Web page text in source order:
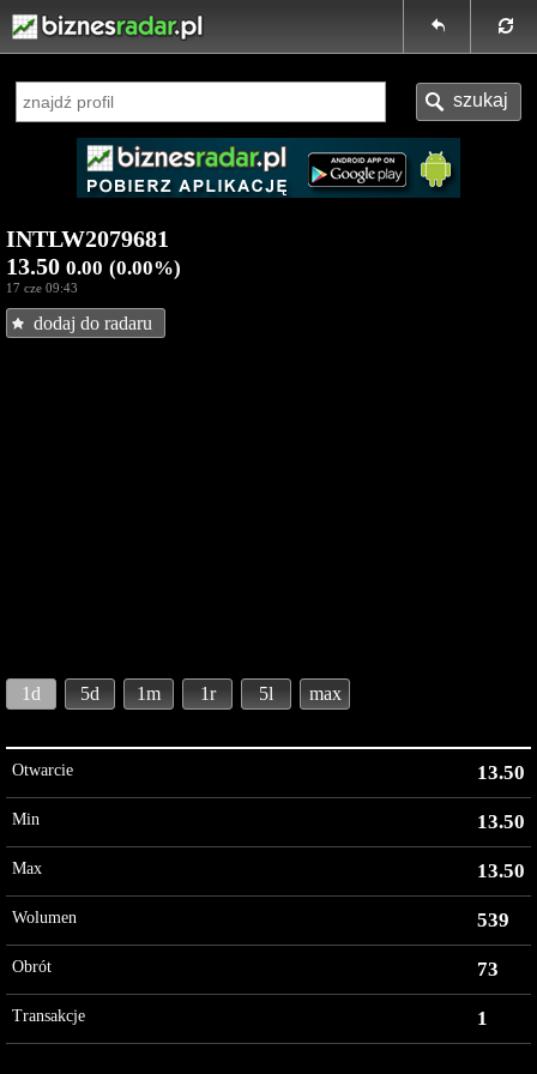
INTLW2079681
13.50 0.00 (0.00%)
17 cze 09:43
dodaj do radaru
1d 5d 1m 1r 5l max
Otwarcie 13.50
Min 13.50
Max 13.50
Wolumen 539
Obrót 73
Transakcje 1